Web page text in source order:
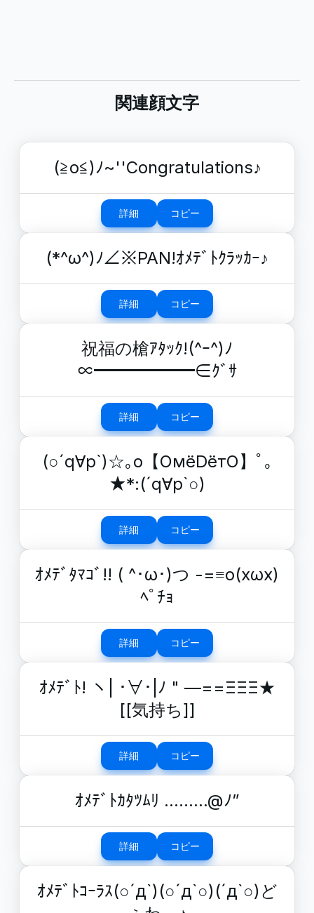
関連顔文字
(≧o≦)ﾉ~''Congratulations♪
詳細 コピー
(*^ω^)ﾉ∠※PAN!ｵﾒﾃﾞﾄｸﾗｯｶｰ♪
詳細 コピー
祝福の槍ｱﾀｯｸ!(^ｰ^)ﾉ
∝━━━━━━∈ｸﾞｻ
詳細 コピー
(○´q∀p`)☆｡o【OмёDётO】ﾟ｡
★*:(´q∀p`○)
詳細 コピー
ｵﾒﾃﾞﾀﾏｺﾞ!! ( ^･ω･)つ -=≡ο(xωx)
ﾍﾟﾁｮ
詳細 コピー
ｵﾒﾃﾞﾄ! ヽ| ･∀･|ﾉ " —==ΞΞΞ★
[[気持ち]]
詳細 コピー
ｵﾒﾃﾞﾄｶﾀﾂﾑﾘ ………@ﾉ”
詳細 コピー
ｵﾒﾃﾞﾄｺｰﾗｽ(○´д`)(○´д`○)(´д`○)ど